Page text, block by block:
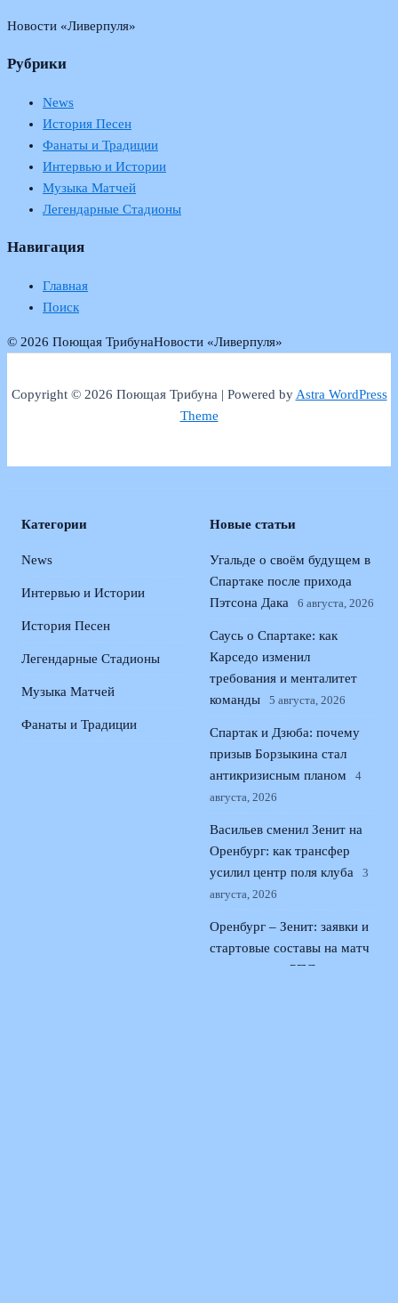
Новости «Ливерпуля»
Рубрики
News
История Песен
Фанаты и Традиции
Интервью и Истории
Музыка Матчей
Легендарные Стадионы
Навигация
Главная
Поиск
© 2026 Поющая ТрибунаНовости «Ливерпуля»
Copyright © 2026 Поющая Трибуна | Powered byAstra WordPress
Theme
Категории
News
Интервью и Истории
История Песен
Легендарные Стадионы
Музыка Матчей
Фанаты и Традиции
Новые статьи
Угальде о своём будущем в
Спартаке после прихода
Пэтсона Дака
6 августа, 2026
Саусь о Спартаке: как
Карседо изменил
требования и менталитет
команды
5 августа, 2026
Спартак и Дзюба: почему
призыв Борзыкина стал
антикризисным планом
4
августа, 2026
Васильев сменил Зенит на
Оренбург: как трансфер
усилил центр поля клуба
3
августа, 2026
Оренбург – Зенит: заявки и
стартовые составы на матч
второго тура РПЛ